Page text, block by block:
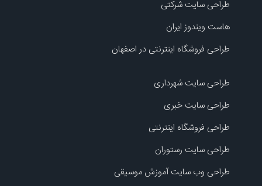
طراحی سایت شرکتی
هاست ویندوز ایران
طراحی فروشگاه اینترنتی در اصفهان
طراحی سایت شهرداری
طراحی سایت خبری
طراحی فروشگاه اینترنتی
طراحی سایت رستوران
طراحی وب سایت آموزش موسیقی